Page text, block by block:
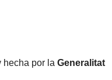
hecha por la Generalitat